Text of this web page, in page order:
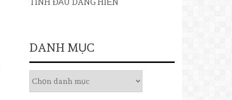
DANH MỤC